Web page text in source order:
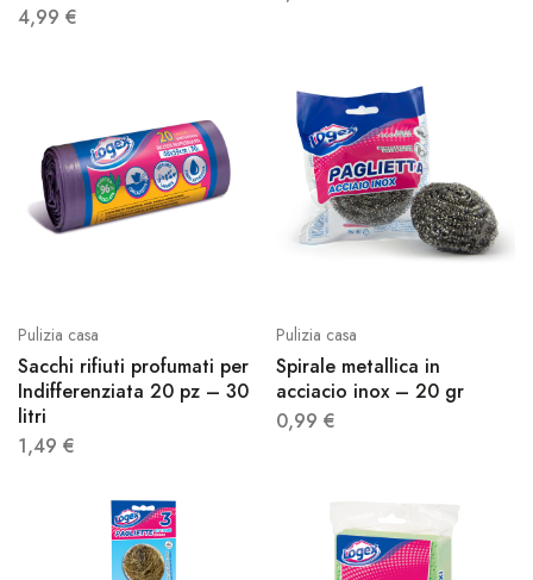
4,99 €
Pulizia casa
Sacchi rifiuti profumati per
Indifferenziata 20 pz – 30
litri
1,49 €
Pulizia casa
Spirale metallica in
acciacio inox – 20 gr
0,99 €